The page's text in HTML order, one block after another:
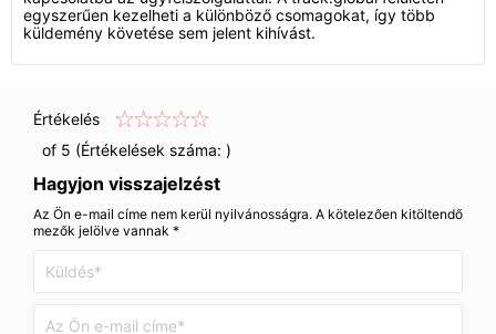
egyszerűen kezelheti a különböző csomagokat, így több
küldemény követése sem jelent kihívást.
Értékelés
of 5 (Értékelések száma: )
Hagyjon visszajelzést
Az Ön e-mail címe nem kerül nyilvánosságra. A kötelezően kitöltendő
mezők jelölve vannak *